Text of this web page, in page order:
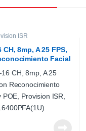
ISR
CH, 8mp, A 25 FPS,
Facial
ISR, NVR8-